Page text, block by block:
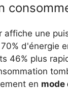
affiche une
d'énergie
46% plus
en mode